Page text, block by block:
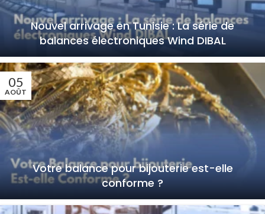
Nouvel arrivage en Tunisie : La série de
balances électroniques Wind DIBAL
05
AOÛT
Votre balance pour bijouterie est-elle
conforme ?